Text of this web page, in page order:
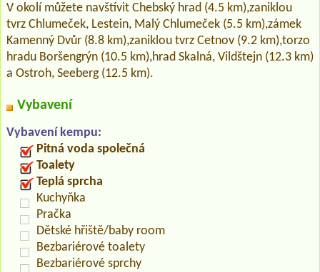
V okolí můžete navštívit Chebský hrad (4.5 km),zaniklou
tvrz Chlumeček, Lestein, Malý Chlumeček (5.5 km),zámek
Kamenný Dvůr (8.8 km),zaniklou tvrz Cetnov (9.2 km),torzo
hradu Boršengrýn (10.5 km),hrad Skalná, Vildštejn (12.3 km)
a Ostroh, Seeberg (12.5 km).
Vybavení
Vybavení kempu:
Pitná voda společná
Toalety
Teplá sprcha
Kuchyňka
Pračka
Dětské hřiště/baby room
Bezbariérové toalety
Bezbariérové sprchy